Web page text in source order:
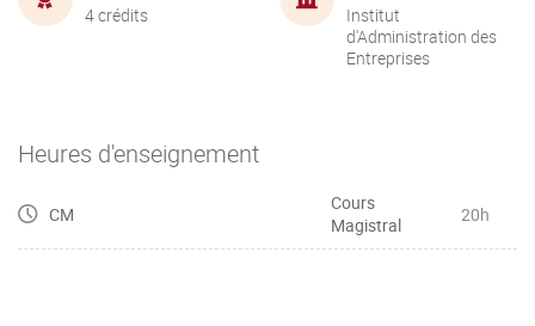
4 crédits
Institut
d'Administration des
Entreprises
Heures d'enseignement
CM
Cours
Magistral
20h